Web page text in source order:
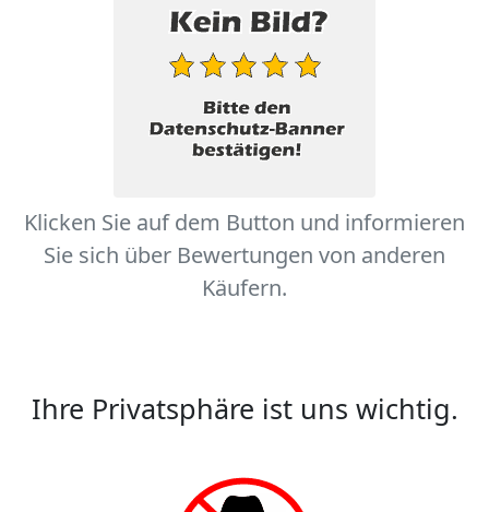
Klicken Sie auf dem Button und informieren
Sie sich über Bewertungen von anderen
Käufern.
Ihre Privatsphäre ist uns wichtig.